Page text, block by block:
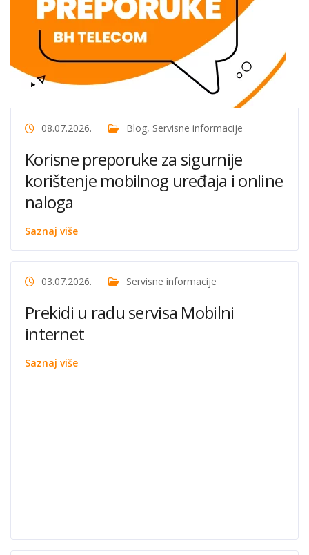
08.07.2026. Blog, Servisne informacije
Korisne preporuke za sigurnije
korištenje mobilnog uređaja i online
naloga
Saznaj više
03.07.2026. Servisne informacije
Prekidi u radu servisa Mobilni
internet
Saznaj više